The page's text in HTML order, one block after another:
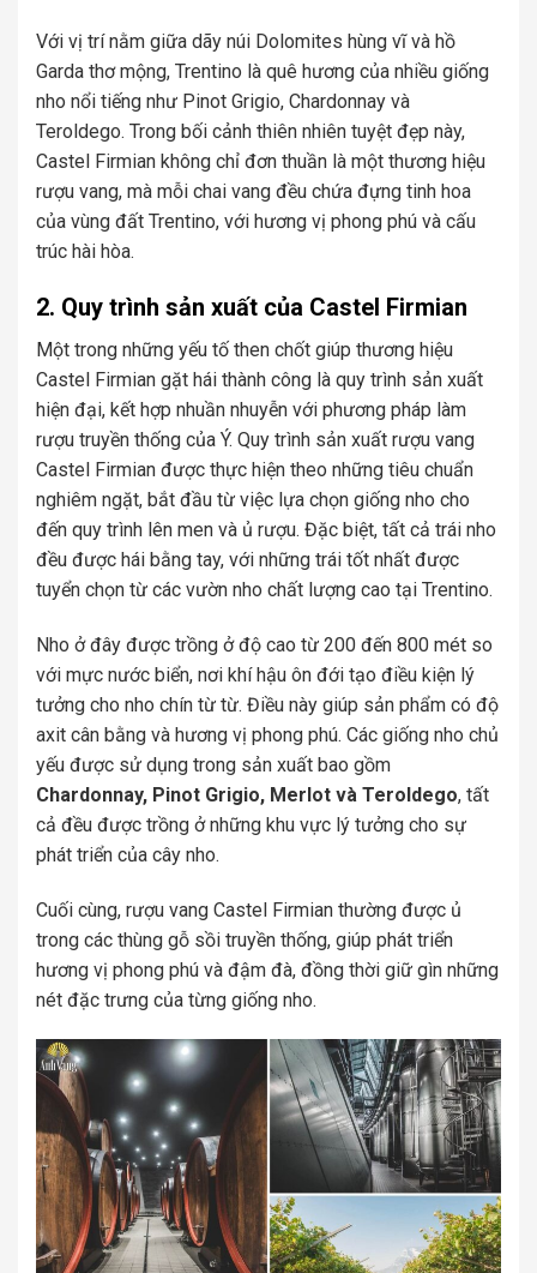
Với vị trí nằm giữa dãy núi Dolomites hùng vĩ và hồ
Garda thơ mộng, Trentino là quê hương của nhiều giống
nho nổi tiếng như Pinot Grigio, Chardonnay và
Teroldego. Trong bối cảnh thiên nhiên tuyệt đẹp này,
Castel Firmian không chỉ đơn thuần là một thương hiệu
rượu vang, mà mỗi chai vang đều chứa đựng tinh hoa
của vùng đất Trentino, với hương vị phong phú và cấu
trúc hài hòa.
2. Quy trình sản xuất của Castel Firmian
Một trong những yếu tố then chốt giúp thương hiệu
Castel Firmian gặt hái thành công là quy trình sản xuất
hiện đại, kết hợp nhuần nhuyễn với phương pháp làm
rượu truyền thống của Ý. Quy trình sản xuất rượu vang
Castel Firmian được thực hiện theo những tiêu chuẩn
nghiêm ngặt, bắt đầu từ việc lựa chọn giống nho cho
đến quy trình lên men và ủ rượu. Đặc biệt, tất cả trái nho
đều được hái bằng tay, với những trái tốt nhất được
tuyển chọn từ các vườn nho chất lượng cao tại Trentino.
Nho ở đây được trồng ở độ cao từ 200 đến 800 mét so
với mực nước biển, nơi khí hậu ôn đới tạo điều kiện lý
tưởng cho nho chín từ từ. Điều này giúp sản phẩm có độ
axit cân bằng và hương vị phong phú. Các giống nho chủ
yếu được sử dụng trong sản xuất bao gồm
Chardonnay, Pinot Grigio, Merlot và Teroldego, tất
cả đều được trồng ở những khu vực lý tưởng cho sự
phát triển của cây nho.
Cuối cùng, rượu vang Castel Firmian thường được ủ
trong các thùng gỗ sồi truyền thống, giúp phát triển
hương vị phong phú và đậm đà, đồng thời giữ gìn những
nét đặc trưng của từng giống nho.